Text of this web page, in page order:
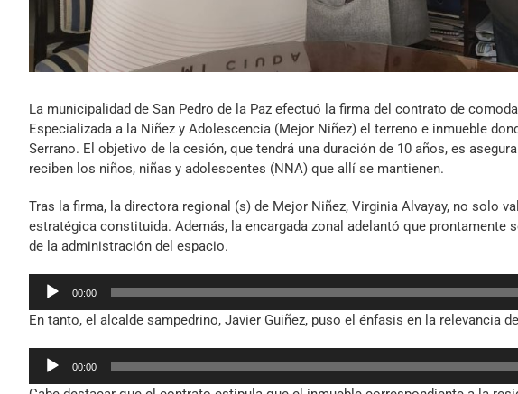
La municipalidad de San Pedro de la Paz efectuó la firma del contrato de
Especializada a la Niñez y Adolescencia (Mejor Niñez) el terreno e inmueble
Serrano. El objetivo de la cesión, que tendrá una duración de 10 años, es
reciben los niños, niñas y adolescentes (NNA) que allí se mantienen.
Tras la firma, la directora regional (s) de Mejor Niñez, Virginia Alvayay, no solo
estratégica constituida. Además, la encargada zonal adelantó que prontamente
de la administración del espacio.
Reproductor
audio
00:00
En tanto, el alcalde sampedrino, Javier Guiñez, puso el énfasis en la relevancia
Reproductor
00:00